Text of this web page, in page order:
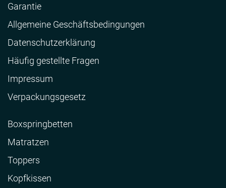
Garantie
Allgemeine Geschäftsbedingungen
Datenschutzerklärung
Häufig gestellte Fragen
Impressum
Verpackungsgesetz
Boxspringbetten
Matratzen
Toppers
Kopfkissen